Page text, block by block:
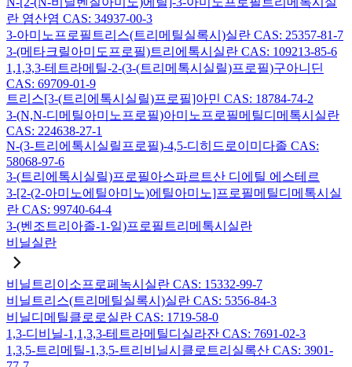
란 염산염 CAS: 34937-00-3
3-아미노프로필트리스(트리메틸실록시)실란 CAS: 25357-81-7
3-(메타크릴아미도프로필)트리에톡시실란 CAS: 109213-85-6
1,1,3,3-테트라메틸-2-(3-(트리메톡시실릴)프로필)구아니딘
CAS: 69709-01-9
트리스[3-(트리에톡시실릴)프로필]아민 CAS: 18784-74-2
3-(N,N-디메틸아미노프로필)아미노프로필메틸디메톡시실란
CAS: 224638-27-1
N-(3-트리에톡시실릴프로필)-4,5-디히드로이미다졸 CAS:
58068-97-6
3-(트리에톡시실릴)프로필아스파르트산 디에틸 에스테르
3-[2-(2-아미노에틸아미노)에틸아미노]프로필메틸디메톡시실
란 CAS: 99740-64-4
3-(벤조트리아졸-1-일)프로필트리메톡시실란
비닐실란
비닐트리이소프로페녹시실란 CAS: 15332-99-7
비닐트리스(트리메틸실록시)실란 CAS: 5356-84-3
비닐디메틸클로로실란 CAS: 1719-58-0
1,3-디비닐-1,1,3,3-테트라메틸디실라잔 CAS: 7691-02-3
1,3,5-트리메틸-1,3,5-트리비닐시클로트리실록산 CAS: 3901-